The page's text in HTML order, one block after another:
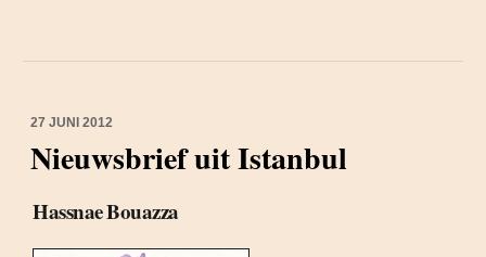
27 JUNI 2012
Nieuwsbrief uit Istanbul
Hassnae Bouazza